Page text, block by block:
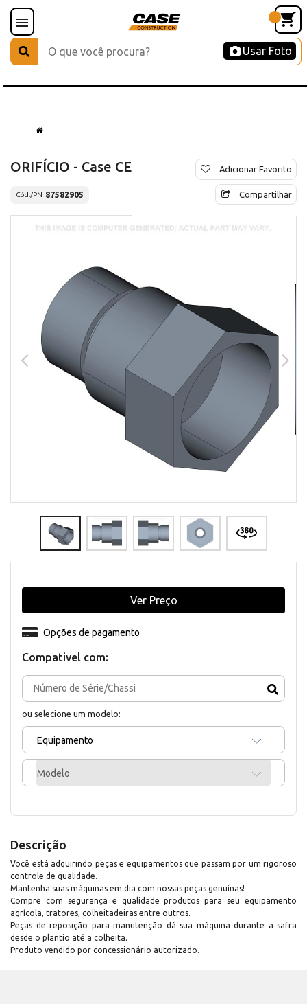
Usar Foto
ORIFÍCIO - Case CE
Cód./PN 87582905
Adicionar Favorito
Compartilhar
Compativel com:
ou selecione um modelo:
Equipamento
Modelo
Opções de pagamento
Ver Preço
Descrição
Você está adquirindo peças e equipamentos que passam por um rigoroso
controle de qualidade.
Mantenha suas máquinas em dia com nossas peças genuínas!
Compre com segurança e qualidade produtos para seu equipamento
agrícola, tratores, colheitadeiras entre outros.
Peças de reposição para manutenção dá sua máquina durante a safra
desde o plantio até a colheita.
Produto vendido por concessionário autorizado.